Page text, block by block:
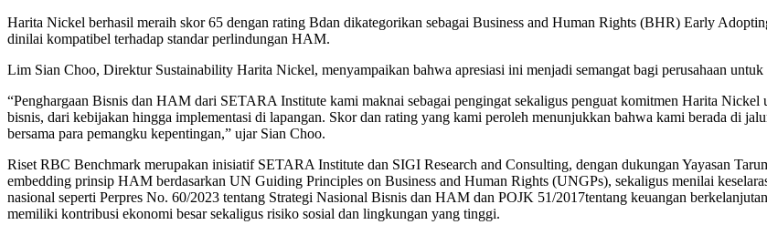
Harita Nickel berhasil meraih skor 65 dengan rating Bdan dikategorikan sebagai Business and Human Rights (BHR) Early
dinilai kompatibel terhadap standar perlindungan HAM.
Lim Sian Choo, Direktur Sustainability Harita Nickel, menyampaikan bahwa apresiasi ini menjadi semangat bagi perusahaan untuk
“Penghargaan Bisnis dan HAM dari SETARA Institute kami maknai sebagai pengingat sekaligus penguat komitmen Harita Nickel
bisnis, dari kebijakan hingga implementasi di lapangan. Skor dan rating yang kami peroleh menunjukkan bahwa kami berada di
bersama para pemangku kepentingan,” ujar Sian Choo.
Riset RBC Benchmark merupakan inisiatif SETARA Institute dan SIGI Research and Consulting, dengan dukungan Yayasan
embedding prinsip HAM berdasarkan UN Guiding Principles on Business and Human Rights (UNGPs), sekaligus menilai
nasional seperti Perpres No. 60/2023 tentang Strategi Nasional Bisnis dan HAM dan POJK 51/2017tentang keuangan
memiliki kontribusi ekonomi besar sekaligus risiko sosial dan lingkungan yang tinggi.